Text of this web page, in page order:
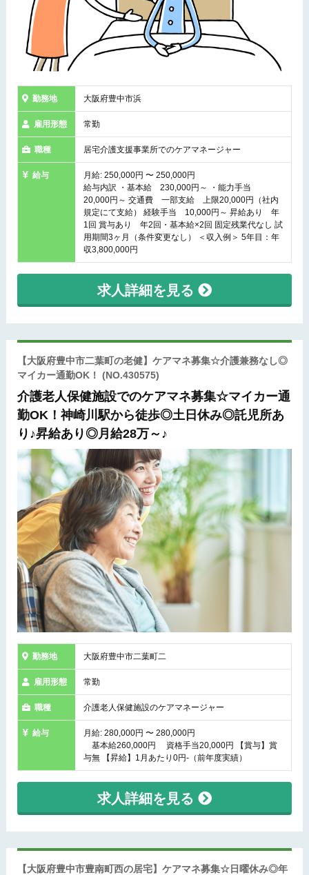
勤務地 大阪府豊中市浜
雇用形態 常勤
職種 居宅介護支援事業所でのケアマネージャー
給与
月給: 250,000円 〜 250,000円
給与内訳 ・基本給 230,000円～ ・能力手当
20,000円～ 交通費 一部支給 上限20,000円（社内
規定にて支給） 経験手当 10,000円～ 昇給あり 年
1回 賞与あり 年2回・基本給×2回 固定残業代なし 試
用期間3ヶ月（条件変更なし） ＜収入例＞ 5年目：年
収3,800,000円
求人詳細を見る
【大阪府豊中市二葉町の老健】ケアマネ募集☆介護兼務なし◎
マイカー通勤OK！ (NO.430575)
介護老人保健施設でのケアマネ募集☆マイカー通
勤OK！神崎川駅から徒歩◎土日休み◎託児所あ
り♪昇給あり◎月給28万～♪
勤務地 大阪府豊中市二葉町二
雇用形態 常勤
職種 介護老人保健施設のケアマネージャー
給与
月給: 280,000円 〜 280,000円
基本給260,000円 資格手当20,000円 【賞与】賞
与無 【昇給】1月あたり0円-（前年度実績）
求人詳細を見る
【大阪府豊中市豊南町西の居宅】ケアマネ募集☆日曜休み◎年